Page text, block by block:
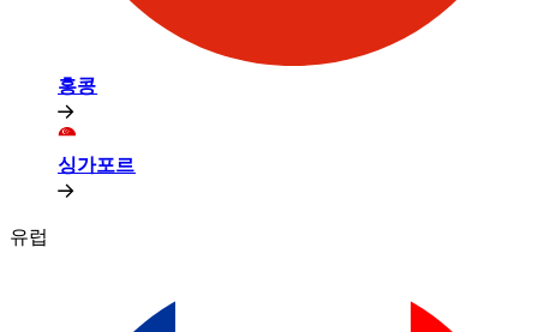
홍콩​​
싱가포르​​
유럽​​